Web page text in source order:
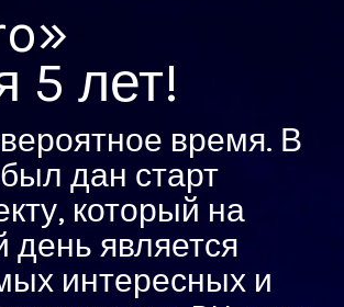
5 лет!
время. В
дан старт
который на
день является
интересных и